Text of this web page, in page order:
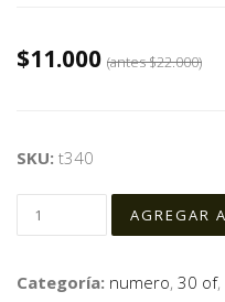
$11.000 (antes$22.000)
SKU: t340
Categoría: numero, 30 of,